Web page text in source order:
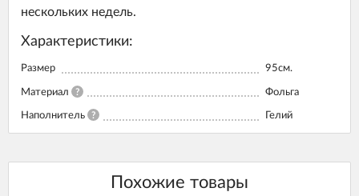
нескольких недель.
Характеристики:
Размер 95см.
Материал ? Фольга
Наполнитель ? Гелий